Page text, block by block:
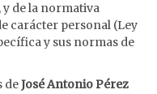
y de la normativa
carácter personal (Ley
y sus normas de
deJosé Antonio Pérez